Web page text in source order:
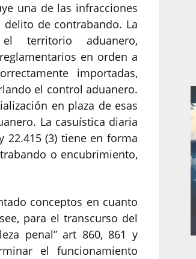
una de las infracciones
de contrabando. La
territorio aduanero,
en orden a
importadas,
el control aduanero.
en plaza de esas
La casuística diaria
(3) tiene en forma
o encubrimiento,
conceptos en cuanto
para el transcurso del
penal” art 860, 861 y
el funcionamiento